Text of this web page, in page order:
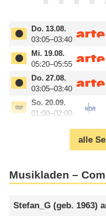
Do.13.08.
03:05–03:40
Mi.19.08.
05:20–05:55
Do.27.08.
03:05–03:40
So. 20.09.
01:00–02:00
alle
Musikladen –
Stefan_G (geb. 1963)